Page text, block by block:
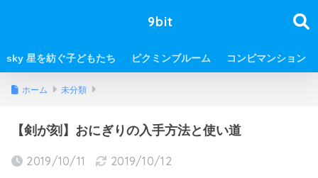
9bit
sky 星を紡ぐ子どもたち ピクミンブルーム コンビマンション
ホーム 未分類
【剣が刻】おにぎりの入手方法と使い道
2019/10/11 2019/10/12